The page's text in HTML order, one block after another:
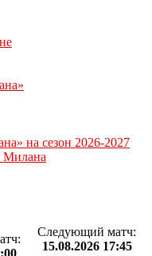
на сезон 2026-2027
Милана
Следующий матч:
15.08.2026 17:45